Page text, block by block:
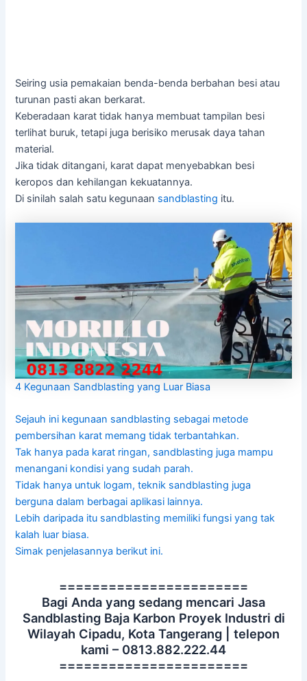
Seiring usia pemakaian benda-benda berbahan besi atau
turunan pasti akan berkarat.
Keberadaan karat tidak hanya membuat tampilan besi
terlihat buruk, tetapi juga berisiko merusak daya tahan
material.
Jika tidak ditangani, karat dapat menyebabkan besi
keropos dan kehilangan kekuatannya.
Di sinilah salah satu kegunaan sandblasting itu.
4 Kegunaan Sandblasting yang Luar Biasa
Sejauh ini kegunaan sandblasting sebagai metode
pembersihan karat memang tidak terbantahkan.
Tak hanya pada karat ringan, sandblasting juga mampu
menangani kondisi yang sudah parah.
Tidak hanya untuk logam, teknik sandblasting juga
berguna dalam berbagai aplikasi lainnya.
Lebih daripada itu sandblasting memiliki fungsi yang tak
kalah luar biasa.
Simak penjelasannya berikut ini.
=======================
Bagi Anda yang sedang mencari Jasa
Sandblasting Baja Karbon Proyek Industri di
Wilayah Cipadu, Kota Tangerang | telepon
kami – 0813.882.222.44
=======================